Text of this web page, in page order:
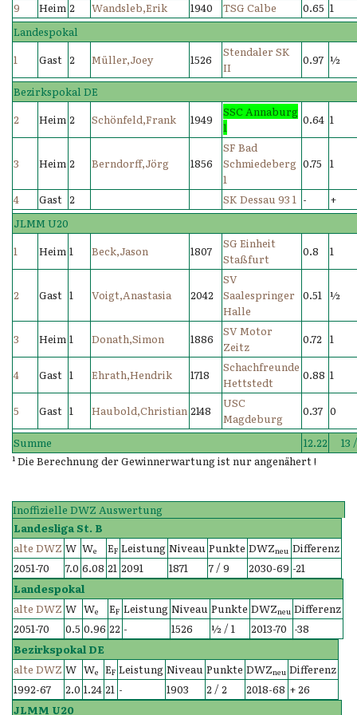
9
Heim 2 Wandsleb,Erik 1940 TSG Calbe 0.65 1
Landespokal
1
Gast 2 Müller,Joey 1526
Stendaler SK
II
0.97 ½
Bezirkspokal DE
2
Heim 2 Schönfeld,Frank 1949
SSC Annaburg
1
0.64 1
3 Heim 2 Berndorff,Jörg 1856
SF Bad
Schmiedeberg
1
0.75 1
4 Gast 2 SK Dessau 93 1 -
+
JLMM U20
1
Heim 1 Beck,Jason 1807
SG Einheit
Staßfurt
0.8 1
2 Gast 1 Voigt,Anastasia 2042
SV
Saalespringer
Halle
0.51 ½
3 Heim 1 Donath,Simon 1886
SV Motor
Zeitz
0.72 1
4 Gast 1 Ehrath,Hendrik 1718
Schachfreunde
Hettstedt
0.88 1
5 Gast 1 Haubold,Christian 2148
USC
Magdeburg
0.37 0
Summe 12.22
13
¹ Die Berechnung der Gewinnerwartung ist nur angenähert !
Inoffizielle DWZ Auswertung
Landesliga St. B
alte DWZ W We EF Leistung Niveau Punkte DWZneu Differenz
2051-70
7.0 6.08 21 2091 1871 7 / 9 2030-69 -21
Landespokal
alte DWZ W We EF Leistung Niveau Punkte DWZneu Differenz
2051-70
0.5 0.96 22 - 1526 ½ / 1 2013-70 -38
Bezirkspokal DE
alte DWZ W We EF Leistung Niveau Punkte DWZneu Differenz
1992-67
2.0 1.24 21 - 1903 2 / 2 2018-68 + 26
JLMM U20